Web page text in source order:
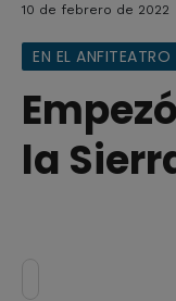
10 de febrero de 2022
EN EL ANFITEATRO
la